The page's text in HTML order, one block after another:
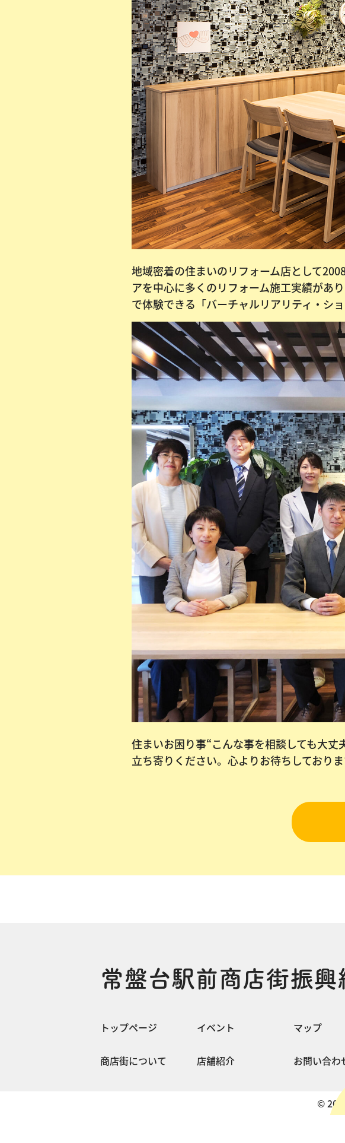
地域密着の住まいのリフォーム店として
アを中心に多くのリフォーム施工実績があ
で体験できる「バーチャルリアリティ・シ
住まいお困り事“こんな事を相談しても大
立ち寄りください。心よりお待ちしておりま
常盤台駅前商店街振興
トップページ イベント マップ
商店街について 店舗紹介
お問い合わ
©